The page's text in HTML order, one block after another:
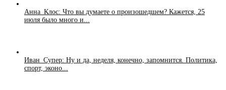
Анна_Клос: Что вы думаете о произошедшем? Кажется, 25
июля было много и...
Иван_Супер: Ну и да, неделя, конечно, запомнится. Политика,
спорт, эконо...